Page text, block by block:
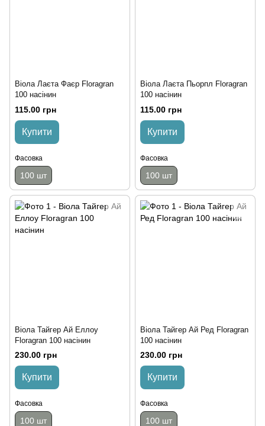
Віола Лаєта Фаєр Floragran
100 насінин
115.00 грн
Купити
Фасовка
100 шт
Віола Лаєта Пьорпл Floragran
100 насінин
115.00 грн
Купити
Фасовка
100 шт
Віола Тайгер Ай Еллоу
Floragran 100 насінин
230.00 грн
Купити
Фасовка
100 шт
Віола Тайгер Ай Ред Floragran
100 насінин
230.00 грн
Купити
Фасовка
100 шт